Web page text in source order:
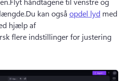
kan også opdel lyd med
hjælp af
flere indstillinger for justering